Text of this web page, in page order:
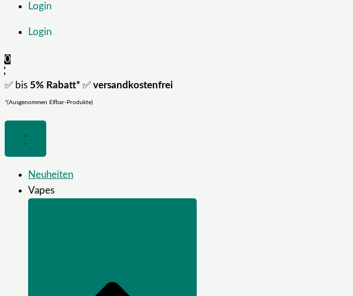
Login
Login
0
✅ bis 5% Rabatt* ✅ versandkostenfrei
*(Ausgenommen Elfbar-Produkte)
Neuheiten
Vapes